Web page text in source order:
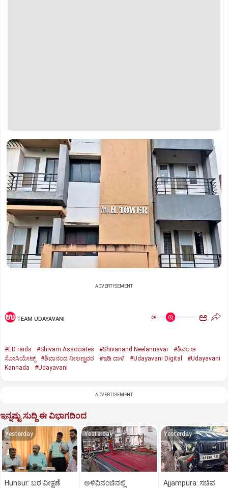
ADVERTISEMENT
TEAM UDAYAVANI ಅ ಅ
#ED raids #Shivam Associates #Shivanand Neelannavar
#ಶಿವಂ ಅ
ಸೋಸಿಯೇಟ್ಸ್
#ಶಿವಾನಂದ ನೀಲಣ್ಣವರ #ಇಡಿ ದಾಳಿ #Udayavani Digital
#Udayavani
Kannada
#Udayavani
ADVERTISEMENT
ಇನ್ನಷ್ಟು ಸುದ್ದಿ ಈ ವಿಭಾಗದಿಂದ
Yesterday
Hunsur: ಬರ ವೀಕ್ಷಣೆ
Yesterday
ಅಳಿವಿನಂಚಿನಲ್ಲಿ
Yesterday
Ajjampura: ಸಚಿವ